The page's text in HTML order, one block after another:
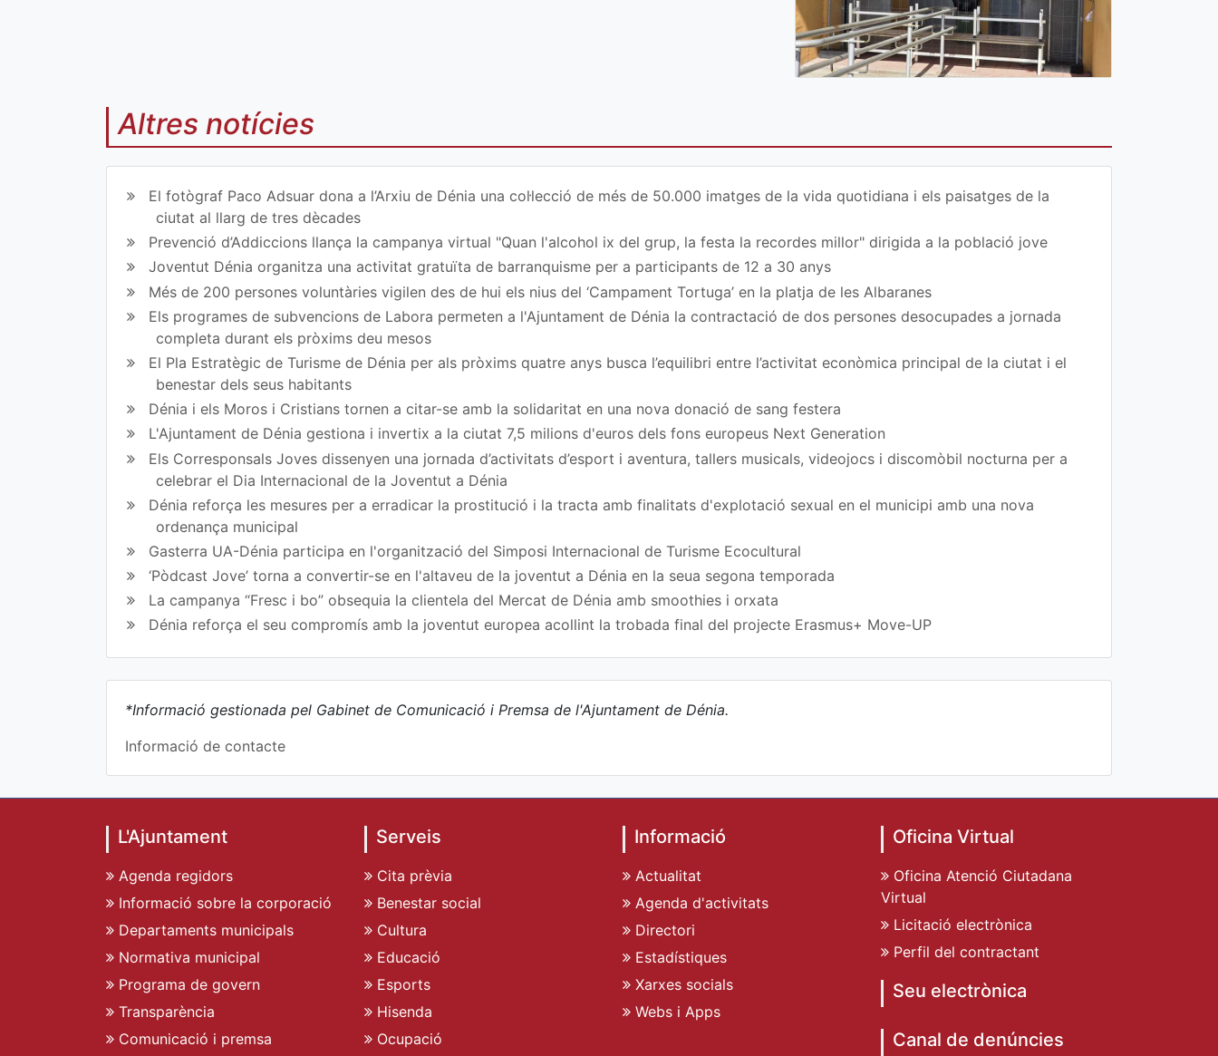
art
ir
en
Fa
ce
bo
ok
art
ir
en
Tw
itt
er
Altres notícies
El fotògraf Paco Adsuar dona a l’Arxiu de Dénia una col·lecció de més de 50.000 imatges de la vida quotidiana i els paisatges de la
ciutat al llarg de tres dècades
Prevenció d’Addiccions llança la campanya virtual "Quan l'alcohol ix del grup, la festa la recordes millor" dirigida a la població jove
Joventut Dénia organitza una activitat gratuïta de barranquisme per a participants de 12 a 30 anys
Més de 200 persones voluntàries vigilen des de hui els nius del ‘Campament Tortuga’ en la platja de les Albaranes
Els programes de subvencions de Labora permeten a l'Ajuntament de Dénia la contractació de dos persones desocupades a jornada
completa durant els pròxims deu mesos
El Pla Estratègic de Turisme de Dénia per als pròxims quatre anys busca l’equilibri entre l’activitat econòmica principal de la ciutat i el
benestar dels seus habitants
Dénia i els Moros i Cristians tornen a citar-se amb la solidaritat en una nova donació de sang festera
L'Ajuntament de Dénia gestiona i invertix a la ciutat 7,5 milions d'euros dels fons europeus Next Generation
Els Corresponsals Joves dissenyen una jornada d’activitats d’esport i aventura, tallers musicals, videojocs i discomòbil nocturna per a
celebrar el Dia Internacional de la Joventut a Dénia
Dénia reforça les mesures per a erradicar la prostitució i la tracta amb finalitats d'explotació sexual en el municipi amb una nova
ordenança municipal
Gasterra UA-Dénia participa en l'organització del Simposi Internacional de Turisme Ecocultural
‘Pòdcast Jove’ torna a convertir-se en l'altaveu de la joventut a Dénia en la seua segona temporada
La campanya “Fresc i bo” obsequia la clientela del Mercat de Dénia amb smoothies i orxata
Dénia reforça el seu compromís amb la joventut europea acollint la trobada final del projecte Erasmus+ Move-UP
*Informació gestionada pel Gabinet de Comunicació i Premsa de l'Ajuntament de Dénia.
Informació de contacte
L'Ajuntament
Agenda regidors
Informació sobre la corporació
Departaments municipals
Normativa municipal
Programa de govern
Transparència
Comunicació i premsa
Serveis
Cita prèvia
Benestar social
Cultura
Educació
Esports
Hisenda
Ocupació
Informació
Actualitat
Agenda d'activitats
Directori
Estadístiques
Xarxes socials
Webs i Apps
Oficina Virtual
Oficina Atenció Ciutadana
Virtual
Licitació electrònica
Perfil del contractant
Seu electrònica
Canal de denúncies